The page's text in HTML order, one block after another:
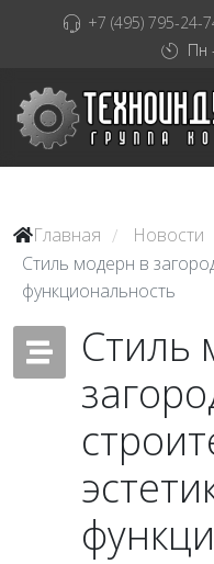
+7 (495) 795-24-
Пн
Главная / Новости
Стиль модерн в
функциональность
Стиль